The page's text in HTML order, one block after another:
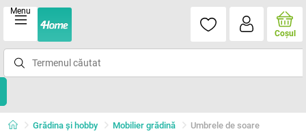
Menu
Coşul
Grădina şi hobby Mobilier grădină Umbrele de soare